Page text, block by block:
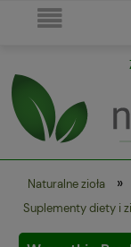
Naturalne zioła »
Suplementy diety i